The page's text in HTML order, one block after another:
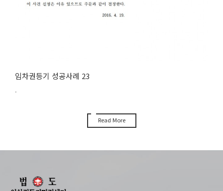
임차권등기 성공사례 23
.
Read More